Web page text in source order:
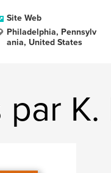
Site Web
Philadelphia, Pennsylv
ania, United States
par K.